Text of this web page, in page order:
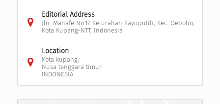
Editorial Address
Jln. Manafe No.17 Kelurahan Kayuputih, Kec. Oebobo,
Kota Kupang-NTT, Indonesia
Location
Kota kupang,
Nusa tenggara timur
INDONESIA